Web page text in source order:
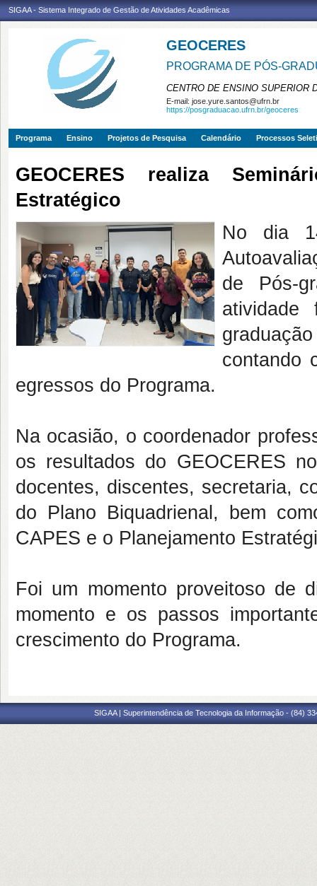
SIGAA - Sistema Integrado de Gestão de Atividades Acadêmicas
GEOCERES
PROGRAMA DE PÓS-
CENTRO DE ENSINO SUPERIOR
E-mail: jose.yure.santos@ufrn.br
https://posgraduacao.ufrn.br/geoceres
Programa Ensino Projetos de Pesquisa Calendário Processos
GEOCERES realiza
Estratégico
No dia
de Pós-
contando
egressos do Programa.
Na ocasião, o coordenador
os resultados do GEOCERES
docentes, discentes, secretaria,
do Plano Biquadrienal, bem
CAPES e o Planejamento
Foi um momento proveitoso de
momento e os passos
crescimento do Programa.
SIGAA | Superintendência de Tecnologia da Informação - (84)